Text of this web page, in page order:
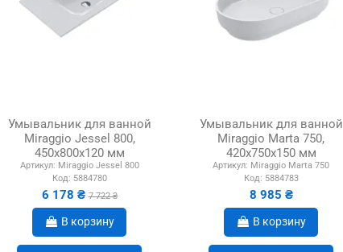
Умывальник для ванной
Miraggio Jessel 800,
450х800х120 мм
Артикул: Miraggio Jessel 800
Код: 5884780
6 178 ₴7 722 ₴
В корзину
Умывальник для ванной
Miraggio Marta 750,
420х750х150 мм
Артикул: Miraggio Marta 750
Код: 5884783
8 985 ₴
В корзину